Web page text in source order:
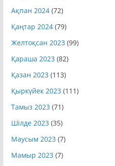
Ақпан 2024(72)
Қаңтар 2024(79)
Желтоқсан 2023 (99)
Қараша 2023 (82)
Қазан 2023 (113)
Қыркүйек 2023 (111)
Тамыз 2023 (71)
Шілде 2023 (35)
Маусым 2023 (7)
Мамыр 2023 (7)